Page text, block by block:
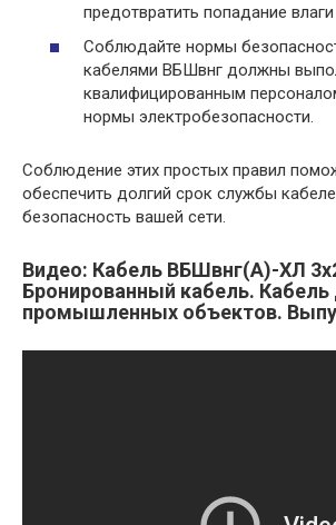
предотвратить попадание
Соблюдайте нормы
кабелями ВБШвнг должны
квалифицированным
нормы электробезопасности.​
Соблюдение этих простых правил
обеспечить долгий срок службы
безопасность вашей сети.​
Видео: Кабель ВБШвнг(А)-ХЛ
Бронированный кабель. Кабель
промышленных объектов.